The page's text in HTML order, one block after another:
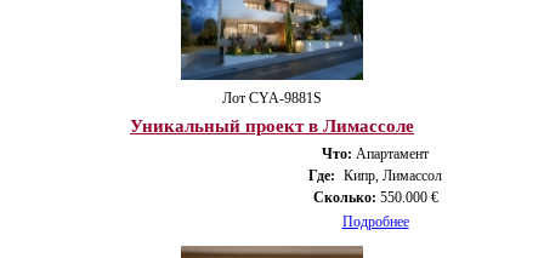
Лот CYA-9881S
Уникальный проект в Лимассоле
Что: Апартамент
Где: Кипр, Лимассол
Сколько: 550.000 €
Подробнее